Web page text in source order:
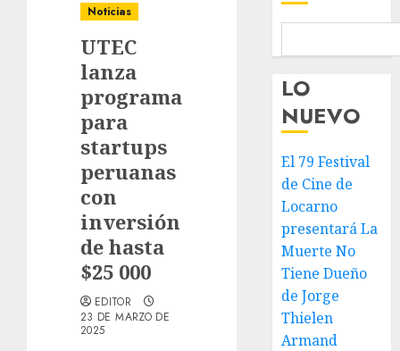
Noticias
UTEC
lanza
programa
para
startups
peruanas
con
inversión
de hasta
$25 000
EDITOR
23 DE MARZO DE
2025
LO
NUEVO
El 79 Festival
de Cine de
Locarno
presentará La
Muerte No
Tiene Dueño
de Jorge
Thielen
Armand